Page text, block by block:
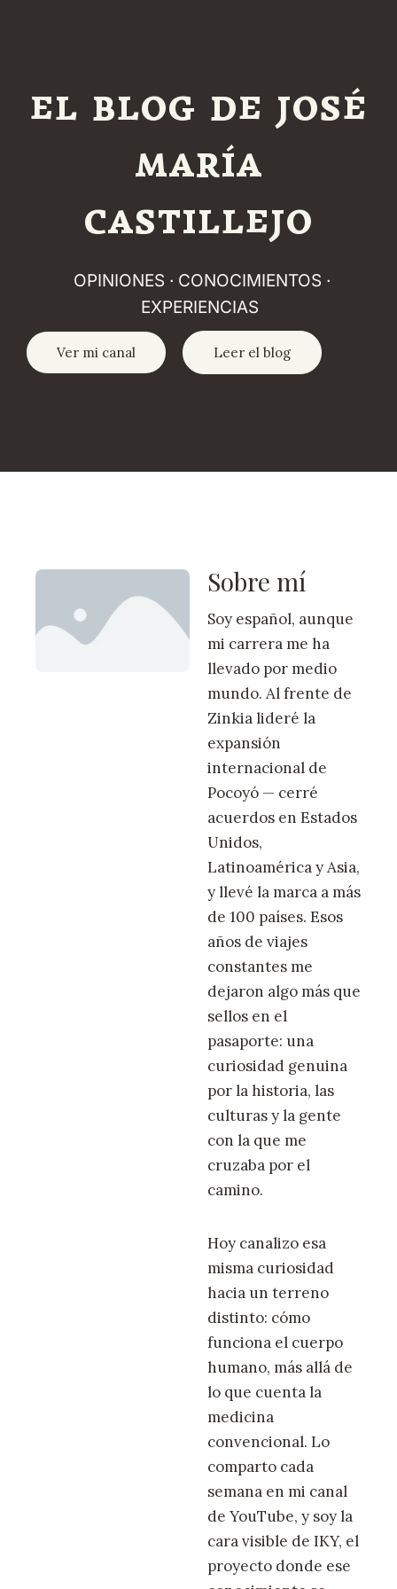
EL BLOG DE JOSÉ
MARÍA
CASTILLEJO
OPINIONES · CONOCIMIENTOS ·
EXPERIENCIAS
Ver mi canal Leer el blog
Sobre mí
Soy español, aunque
mi carrera me ha
llevado por medio
mundo. Al frente de
Zinkia lideré la
expansión
internacional de
Pocoyó — cerré
acuerdos en Estados
Unidos,
Latinoamérica y Asia,
y llevé la marca a más
de 100 países. Esos
años de viajes
constantes me
dejaron algo más que
sellos en el
pasaporte: una
curiosidad genuina
por la historia, las
culturas y la gente
con la que me
cruzaba por el
camino.
Hoy canalizo esa
misma curiosidad
hacia un terreno
distinto: cómo
funciona el cuerpo
humano, más allá de
lo que cuenta la
medicina
convencional. Lo
comparto cada
semana en mi canal
de YouTube, y soy la
cara visible de IKY, el
proyecto donde ese